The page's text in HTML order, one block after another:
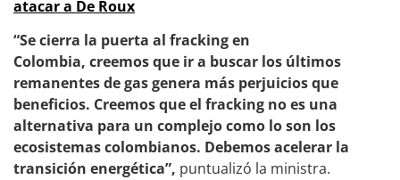
atacar a De Roux
“Se cierra la puerta al fracking en
Colombia, creemos que ir a buscar los últimos
remanentes de gas genera más perjuicios que
beneficios. Creemos que el fracking no es una
alternativa para un complejo como lo son los
ecosistemas colombianos. Debemos acelerar la
transición energética”, puntualizó la ministra.